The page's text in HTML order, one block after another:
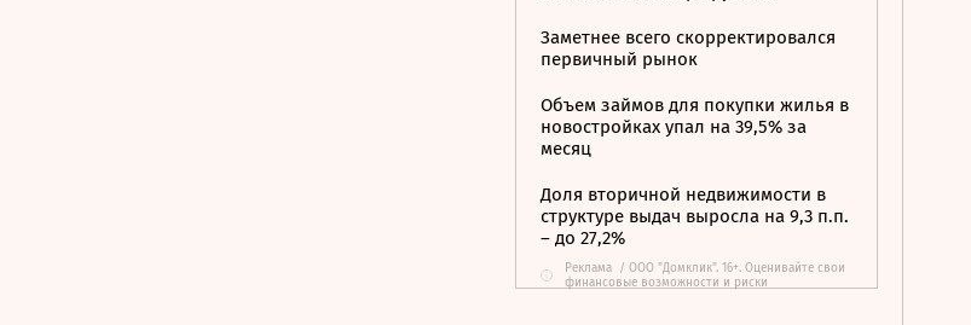
Заметнее всего скорректировался
первичный рынок
Объем займов для покупки жилья в
новостройках упал на 39,5% за
месяц
Доля вторичной недвижимости в
структуре выдач выросла на 9,3 п.п.
– до 27,2%
Реклама / ООО "Домклик". 16+. Оценивайте свои
финансовые возможности и риски